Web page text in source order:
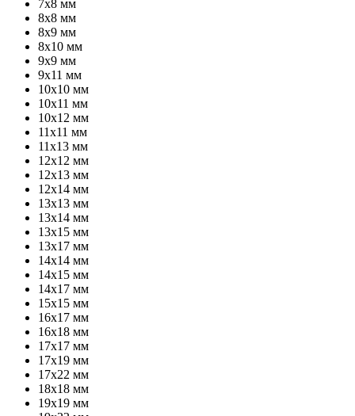
7х8 мм
8х8 мм
8х9 мм
8х10 мм
9х9 мм
9х11 мм
10х10 мм
10х11 мм
10х12 мм
11х11 мм
11х13 мм
12х12 мм
12х13 мм
12х14 мм
13х13 мм
13х14 мм
13х15 мм
13х17 мм
14х14 мм
14х15 мм
14х17 мм
15х15 мм
16х17 мм
16х18 мм
17х17 мм
17х19 мм
17х22 мм
18х18 мм
19х19 мм